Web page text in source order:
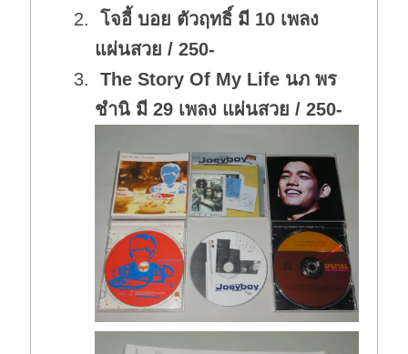
โจอี้ บอย ตัวฤทธิ์ มี 10 เพลง
แผ่นสวย / 250-
The Story Of My Life นภ พร
ชำนิ มี 29 เพลง แผ่นสวย / 250-